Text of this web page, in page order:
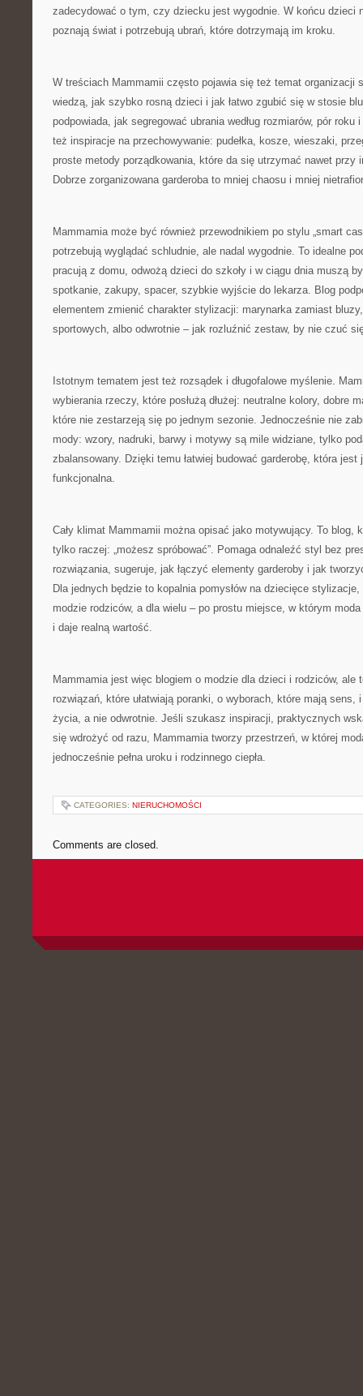
zadecydować o tym, czy dziecku jest wygodnie. W końcu dzieci
poznają świat i potrzebują ubrań, które dotrzymają im kroku.
W treściach Mammamii często pojawia się też temat organizacji
wiedzą, jak szybko rosną dzieci i jak łatwo zgubić się w stosie
podpowiada, jak segregować ubrania według rozmiarów, pór
też inspiracje na przechowywanie: pudełka, kosze, wieszaki,
proste metody porządkowania, które da się utrzymać nawet przy
Dobrze zorganizowana garderoba to mniej chaosu i mniej
Mammamia może być również przewodnikiem po stylu „smart
potrzebują wyglądać schludnie, ale nadal wygodnie. To idealne
pracują z domu, odwożą dzieci do szkoły i w ciągu dnia muszą
spotkanie, zakupy, spacer, szybkie wyjście do lekarza. Blog
elementem zmienić charakter stylizacji: marynarka zamiast
sportowych, albo odwrotnie – jak rozluźnić zestaw, by nie czuć
Istotnym tematem jest też rozsądek i długofalowe myślenie.
wybierania rzeczy, które posłużą dłużej: neutralne kolory, dobre
które nie zestarzeją się po jednym sezonie. Jednocześnie nie
mody: wzory, nadruki, barwy i motywy są mile widziane, tylko
zbalansowany. Dzięki temu łatwiej budować garderobę, która jest
funkcjonalna.
Cały klimat Mammamii można opisać jako motywujący. To blog,
tylko raczej: „możesz spróbować”. Pomaga odnaleźć styl bez
rozwiązania, sugeruje, jak łączyć elementy garderoby i jak
Dla jednych będzie to kopalnia pomysłów na dziecięce
modzie rodziców, a dla wielu – po prostu miejsce, w którym
i daje realną wartość.
Mammamia jest więc blogiem o modzie dla dzieci i rodziców, ale
rozwiązań, które ułatwiają poranki, o wyborach, które mają
życia, a nie odwrotnie. Jeśli szukasz inspiracji, praktycznych
się wdrożyć od razu, Mammamia tworzy przestrzeń, w której
jednocześnie pełna uroku i rodzinnego ciepła.
CATEGORIES: NIERUCHOMOŚCI
Comments are closed.